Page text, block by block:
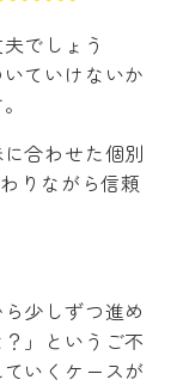
でしょう
ていけないか
合わせた個別
りながら信頼
少しずつ進め
」というご不
いくケースが